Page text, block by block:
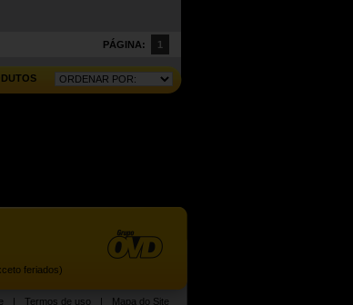
PÁGINA: 1
feriados)
| Termos de uso | Mapa do Site